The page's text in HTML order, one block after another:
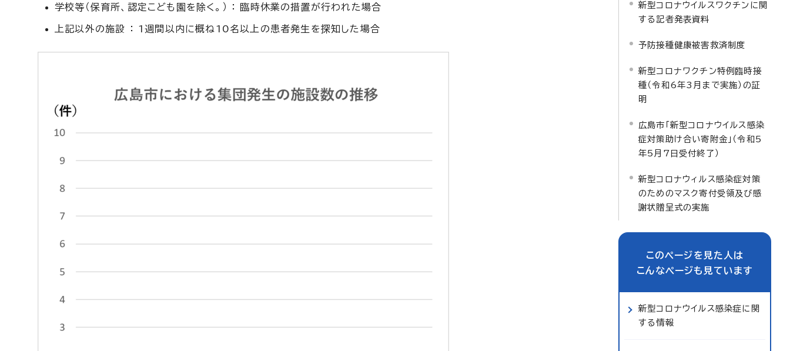
学校等（保育所、認定こども園を除く。） ： 臨時休業の措置が行われた場合
上記以外の施設 ： 1週間以内に概ね10名以上の患者発生を探知した場合
新型コロナウイルスワクチンに関
する記者発表資料
予防接種健康被害救済制度
新型コロナワクチン特例臨時接
種（令和6年3月まで実施）の証
明
広島市「新型コロナウイルス感染
症対策助け合い寄附金」（令和5
年5月7日受付終了）
新型コロナウィルス感染症対策
のためのマスク寄付受領及び感
謝状贈呈式の実施
このページを見た人は
こんなページも見ています
新型コロナウイルス感染症に関
する情報